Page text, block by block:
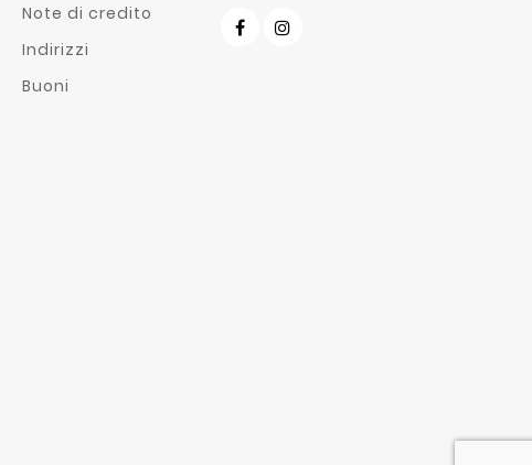
Note di credito
Indirizzi
Buoni